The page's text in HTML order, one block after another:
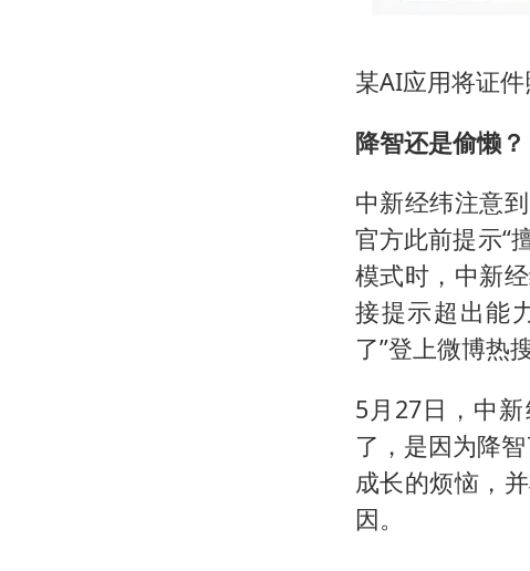
某AI应用将证
降智还是偷懒？
中新经纬注意
官方此前提示“
模式时，中新
接提示超出能
了”登上微博热搜
5月27日，中
了，是因为降
成长的烦恼，
因。